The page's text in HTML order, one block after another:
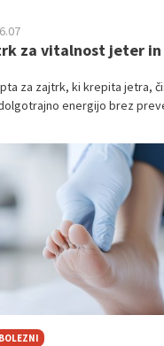
za vitalnost jeter
za zajtrk, ki krepita jetra,
energijo brez